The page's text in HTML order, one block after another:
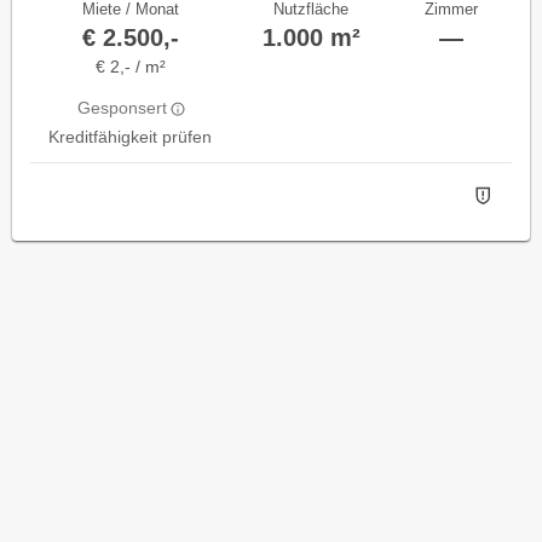
Miete / Monat
€ 2.500,-
€ 2,- / m²
Gesponsert
Kreditfähigkeit prüfen
Nutzfläche
1.000 m²
Zimmer
—